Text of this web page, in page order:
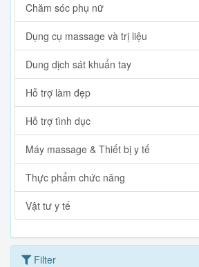
Chăm sóc phụ nữ
Dụng cụ massage và trị liệu
Dung dịch sát khuẩn tay
Hỗ trợ làm đẹp
Hỗ trợ tình dục
Máy massage & Thiết bị y tế
Thực phẩm chức năng
Vật tư y tế
Filter